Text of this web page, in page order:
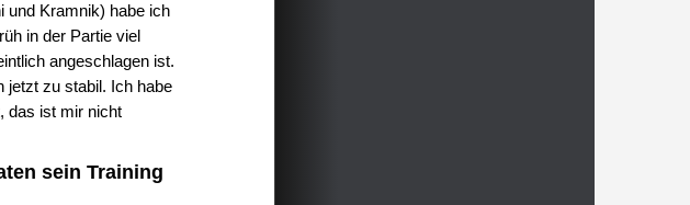
und Kramnik) habe ich
in der Partie viel
angeschlagen ist.
jetzt zu stabil. Ich habe
das ist mir nicht
sein Training